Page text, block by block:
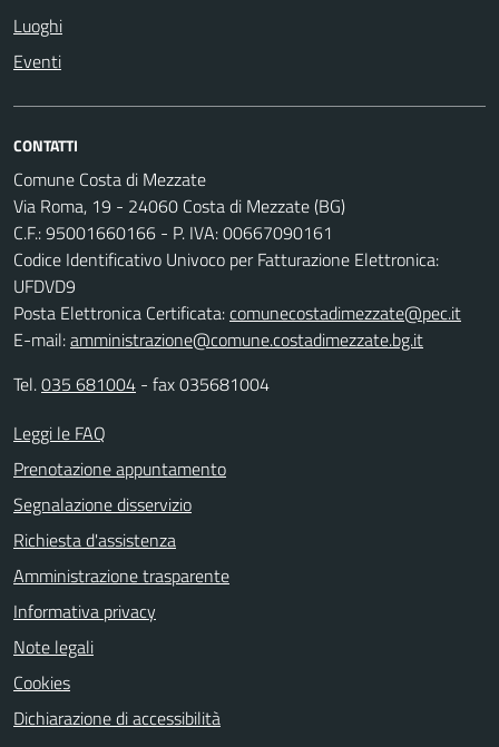
Luoghi
Eventi
CONTATTI
Comune Costa di Mezzate
Via Roma, 19 - 24060 Costa di Mezzate (BG)
C.F.: 95001660166 - P. IVA: 00667090161
Codice Identificativo Univoco per Fatturazione Elettronica:
UFDVD9
Posta Elettronica Certificata:comunecostadimezzate@pec.it
E-mail:amministrazione@comune.costadimezzate.bg.it
Tel.035 681004 - fax 035681004
Leggi le FAQ
Prenotazione appuntamento
Segnalazione disservizio
Richiesta d'assistenza
Amministrazione trasparente
Informativa privacy
Note legali
Cookies
Dichiarazione di accessibilità